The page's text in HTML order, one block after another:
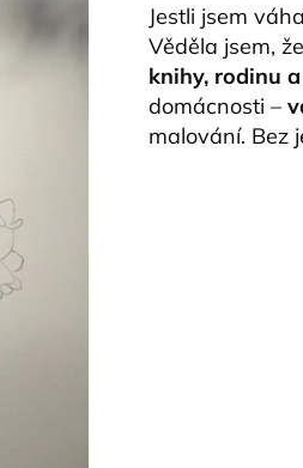
Jestli jsem
Věděla jsem,
knihy, rodinu
domácnosti –
malování. Bez